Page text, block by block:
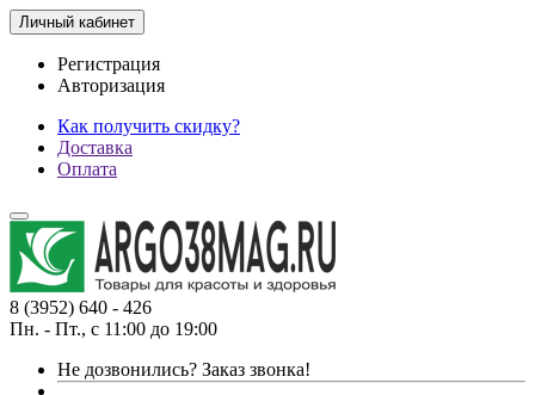
Личный кабинет
Регистрация
Авторизация
Как получить скидку?
Доставка
Оплата
8 (3952) 640 - 426
Пн. - Пт., с 11:00 до 19:00
Не дозвонились? Заказ звонка!